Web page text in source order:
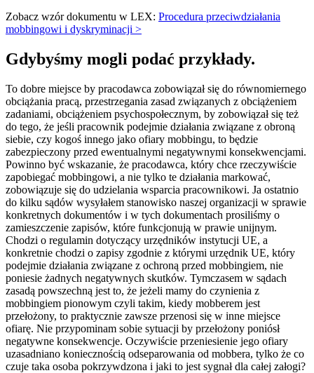
Zobacz wzór dokumentu w LEX: Procedura przeciwdziałania
mobbingowi i dyskryminacji >
Gdybyśmy mogli podać przykłady.
To dobre miejsce by pracodawca zobowiązał się do równomiernego
obciążania pracą, przestrzegania zasad związanych z obciążeniem
zadaniami, obciążeniem psychospołecznym, by zobowiązał się też
do tego, że jeśli pracownik podejmie działania związane z obroną
siebie, czy kogoś innego jako ofiary mobbingu, to będzie
zabezpieczony przed ewentualnymi negatywnymi konsekwencjami.
Powinno być wskazanie, że pracodawca, który chce rzeczywiście
zapobiegać mobbingowi, a nie tylko te działania markować,
zobowiązuje się do udzielania wsparcia pracownikowi. Ja ostatnio
do kilku sądów wysyłałem stanowisko naszej organizacji w sprawie
konkretnych dokumentów i w tych dokumentach prosiliśmy o
zamieszczenie zapisów, które funkcjonują w prawie unijnym.
Chodzi o regulamin dotyczący urzędników instytucji UE, a
konkretnie chodzi o zapisy zgodnie z którymi urzędnik UE, który
podejmie działania związane z ochroną przed mobbingiem, nie
poniesie żadnych negatywnych skutków. Tymczasem w sądach
zasadą powszechną jest to, że jeżeli mamy do czynienia z
mobbingiem pionowym czyli takim, kiedy mobberem jest
przełożony, to praktycznie zawsze przenosi się w inne miejsce
ofiarę. Nie przypominam sobie sytuacji by przełożony poniósł
negatywne konsekwencje. Oczywiście przeniesienie jego ofiary
uzasadniano koniecznością odseparowania od mobbera, tylko że co
czuje taka osoba pokrzywdzona i jaki to jest sygnał dla całej załogi?